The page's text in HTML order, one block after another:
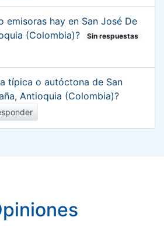
emisoras hay en San José De
(Colombia)?
Sin respuestas
típica o autóctona de San
Antioquia (Colombia)?